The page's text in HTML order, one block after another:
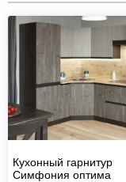
Кухонный гарнитур
Симфония оптима